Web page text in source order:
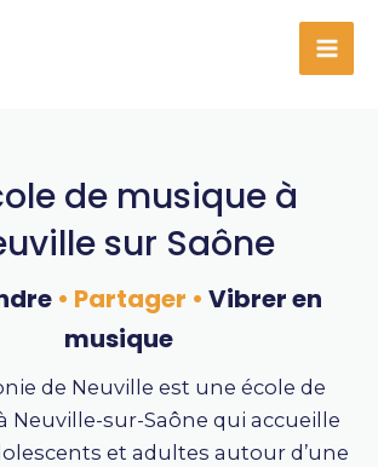
de musique à
sur Saône
• Partager • Vibrer en
musique
de Neuville est une école de
Neuville-sur-Saône qui accueille
et adultes autour d’une